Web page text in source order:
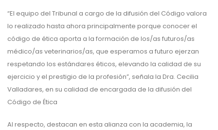
“El equipo del Tribunal a cargo de la difusión del Código valora
lo realizado hasta ahora principalmente porque conocer el
código de ética aporta a la formación de los/as futuros/as
médico/as veterinarios/as, que esperamos a futuro ejerzan
respetando los estándares éticos, elevando la calidad de su
ejercicio y el prestigio de la profesión”, señala la Dra. Cecilia
Valladares, en su calidad de encargada de la difusión del
Código de Ética
Al respecto, destacan en esta alianza con la academia, la